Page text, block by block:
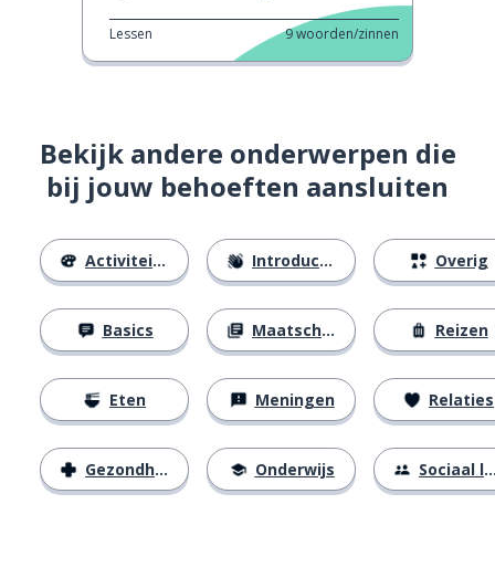
Lessen 9woorden/zinnen
Bekijk andere onderwerpen die
bij jouw behoeften aansluiten
Activiteiten
Basics
Eten
Gezondheid
Introducties
Maatschappij
Meningen
Onderwijs
Overig
Reizen
Relaties
Sociaal leven